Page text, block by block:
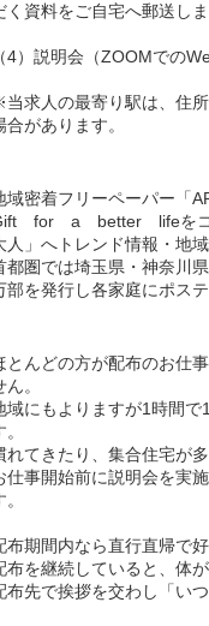
く資料をご自宅へ郵送しま
（4）説明会（ZOOMでの
求人の最寄り駅は、住
合があります。
域密着フリーペーパー「
for a better lifeをコン
人」へトレンド情報・地
都圏では埼玉県・神奈川
部を発行し各家庭にポス
とんどの方が配布のお仕
ん。
域にもよりますが1時間で
れてきたり、集合住宅が
仕事開始前に説明会を実
布期間内なら直行直帰で
布を継続していると、体
布先で挨拶を交わし「い